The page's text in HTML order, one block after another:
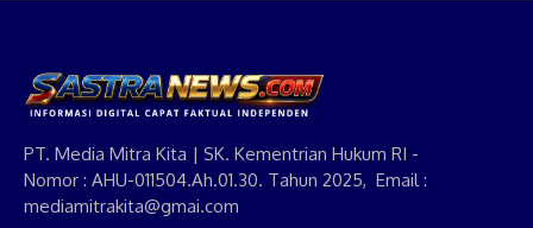
PT. Media Mitra Kita | SK. Kementrian Hukum RI -
Nomor : AHU-011504.Ah.01.30. Tahun 2025, Email :
mediamitrakita@gmai.com